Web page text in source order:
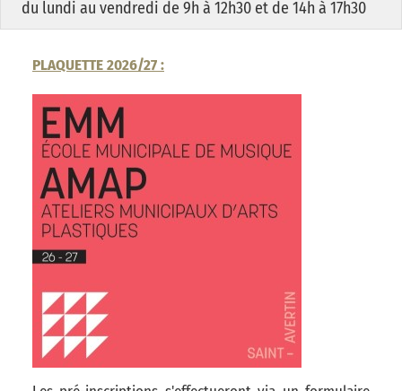
du lundi au vendredi de 9h à 12h30 et de 14h à 17h30
PLAQUETTE 2026/27 :